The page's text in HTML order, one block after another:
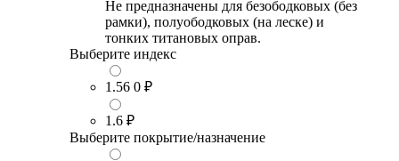
Не предназначены для безободковых (без
рамки), полуободковых (на леске) и
тонких титановых оправ.
Выберите индекс
1.56 0 ₽
1.6 ₽
Выберите покрытие/назначение